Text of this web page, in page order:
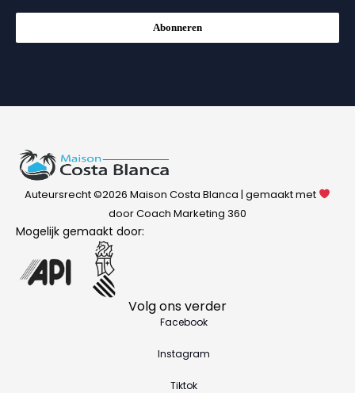
Abonneren
Auteursrecht ©2026 Maison Costa Blanca | gemaakt met
door Coach Marketing 360
Mogelijk gemaakt door:
Volg ons verder
Facebook
Instagram
Tiktok